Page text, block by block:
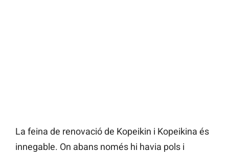
La feina de renovació de Kopeikin i Kopeikina és
innegable. On abans només hi havia pols i